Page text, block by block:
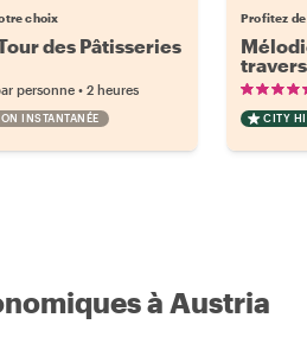
choix
des Pâtisseries
personne • 2 heures
INSTANTANÉE
Profitez
alpine
CITY
à Austria